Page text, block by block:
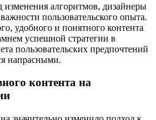
изменения алгоритмов, дизайнеры
пользовательского опыта.
удобного и понятного контента
успешной стратегии в
пользовательских предпочтений
напрасными.
контента на